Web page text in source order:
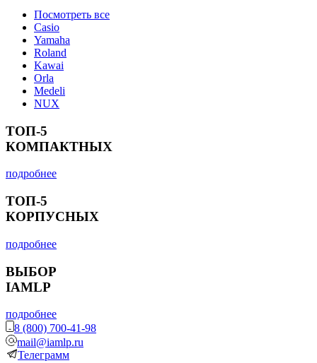
Посмотреть все
Casio
Yamaha
Roland
Kawai
Orla
Medeli
NUX
ТОП-5
КОМПАКТНЫХ
подробнее
ТОП-5
КОРПУСНЫХ
подробнее
ВЫБОР
IAMLP
подробнее
8 (800) 700-41-98
mail@iamlp.ru
Телеграмм